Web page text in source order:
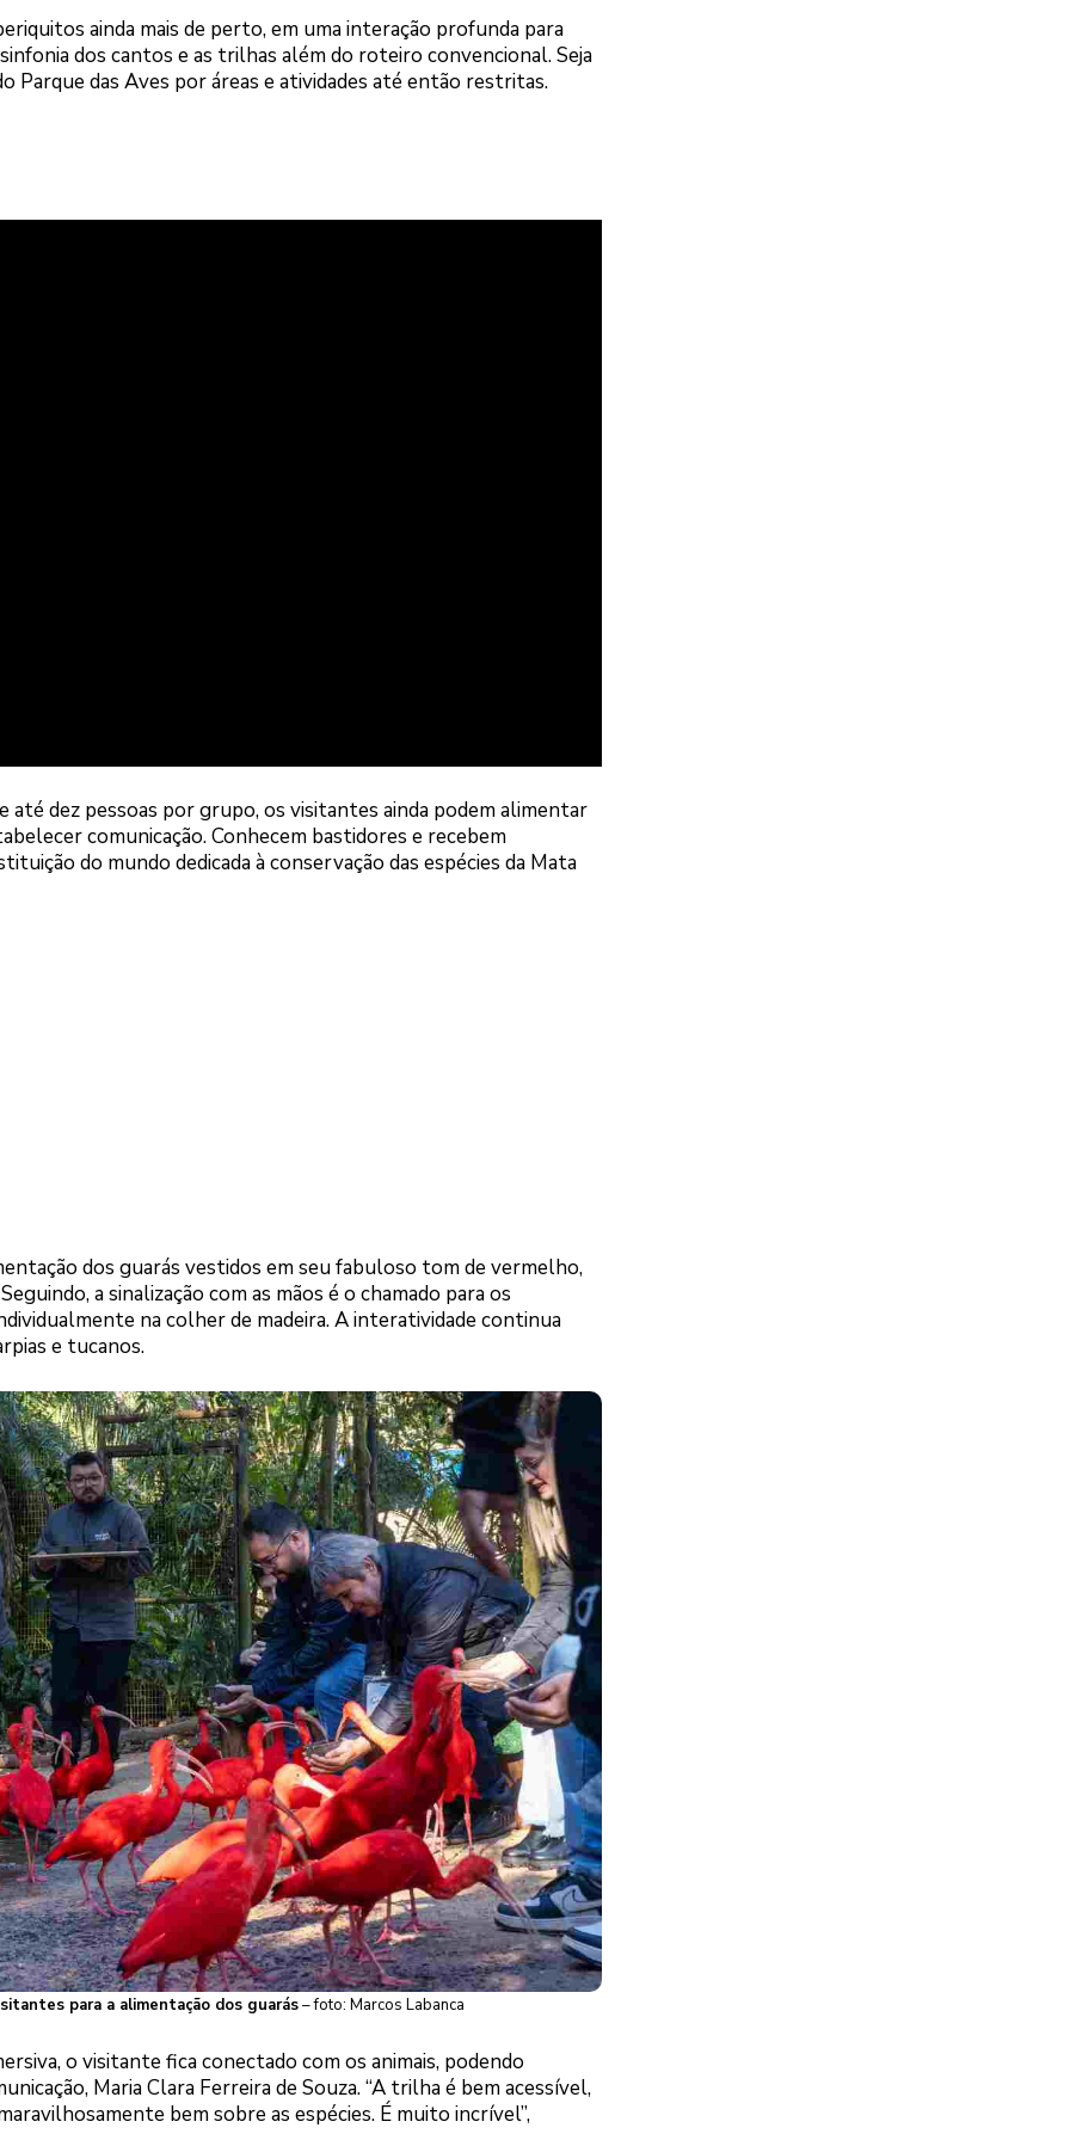
ainda mais de perto, em uma interação profunda para
dos cantos e as trilhas além do roteiro convencional. Seja
Parque das Aves por áreas e atividades até então restritas.
até dez pessoas por grupo, os visitantes ainda podem alimentar
comunicação. Conhecem bastidores e recebem
do mundo dedicada à conservação das espécies da Mata
dos guarás vestidos em seu fabuloso tom de vermelho,
a sinalização com as mãos é o chamado para os
na colher de madeira. A interatividade continua
e tucanos.
para a alimentação dos guarás– foto: Marcos Labanca
o visitante fica conectado com os animais, podendo
Maria Clara Ferreira de Souza. “A trilha é bem acessível,
bem sobre as espécies. É muito incrível”,